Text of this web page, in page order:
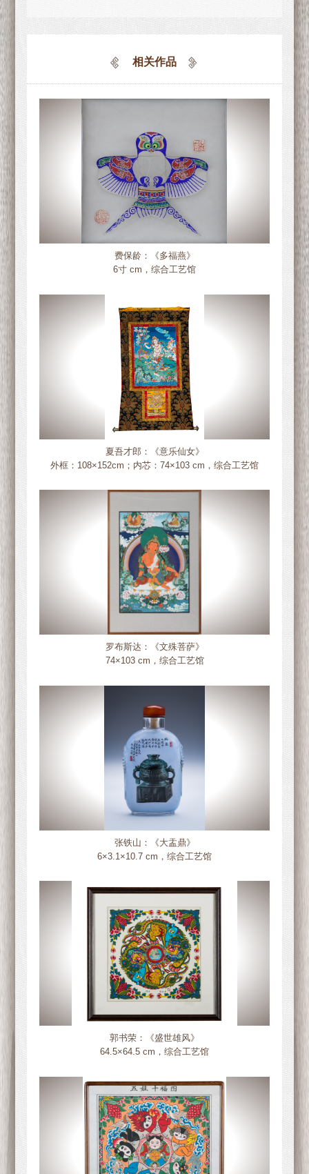
相关作品
费保龄：《多福燕》
6寸 cm，综合工艺馆
夏吾才郎：《意乐仙女》
外框：108×152cm；内芯：74×103 cm，综合工艺馆
罗布斯达：《文殊菩萨》
74×103 cm，综合工艺馆
张铁山：《大盂鼎》
6×3.1×10.7 cm，综合工艺馆
郭书荣：《盛世雄风》
64.5×64.5 cm，综合工艺馆